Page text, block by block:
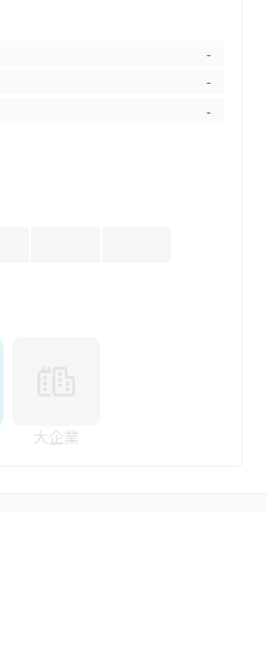
-
-
-
大企業